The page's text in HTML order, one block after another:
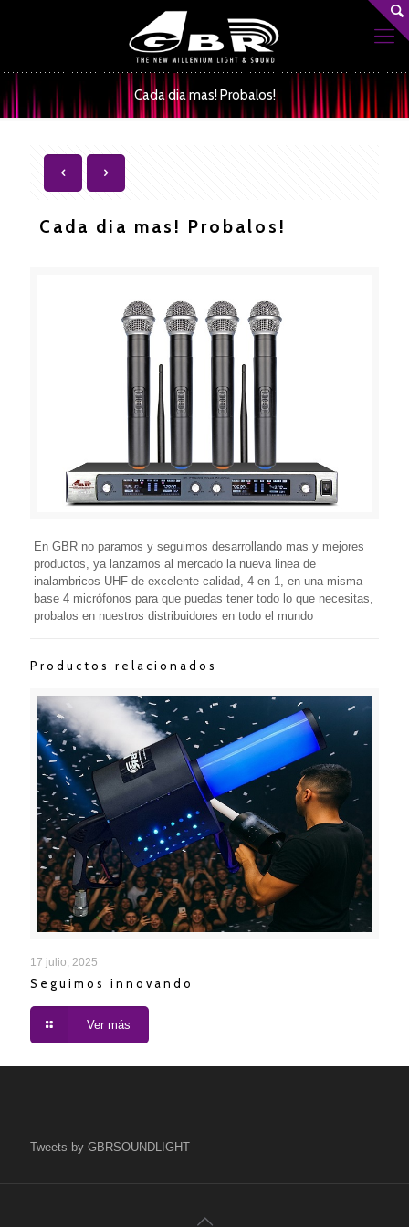
Cada dia mas! Probalos!
Cada dia mas! Probalos!
En GBR no paramos y seguimos desarrollando mas y mejores
productos, ya lanzamos al mercado la nueva linea de
inalambricos UHF de excelente calidad, 4 en 1, en una misma
base 4 micrófonos para que puedas tener todo lo que necesitas,
probalos en nuestros distribuidores en todo el mundo
Productos relacionados
17 julio, 2025
Seguimos innovando
Ver más
Tweets by GBRSOUNDLIGHT